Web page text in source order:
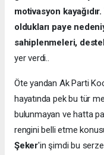
motivasyon
oldukları paye
sahiplenmeleri,
yer verdi..
Öte yandan Ak Parti
hayatında pek bu tür
bulunmayan ve hatta
rengini belli etme
Şeker'in şimdi bu